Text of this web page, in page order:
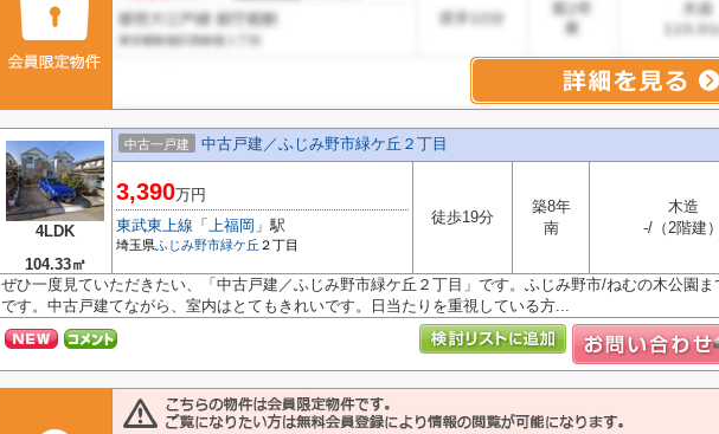
4LDK
104.33㎡
中古一戸建 中古戸建／ふじみ野市緑ケ丘２丁目
3,390万円
東武東上線 「 上福岡 」駅
埼玉県ふじみ野市緑ケ丘 ２丁目
徒歩19分
築8年
南
木造
-/（2階建）
ぜひ一度見ていただきたい、「中古戸建／ふじみ野市緑ケ丘２丁目」です。ふじみ野市/ねむの木公園ま
です。中古戸建てながら、室内はとてもきれいです。日当たりを重視している方...